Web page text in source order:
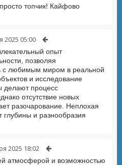
топчик! Кайфово
2025 05:00
опыт
позволяя
с любимым миром в реальной
и исследование
процесс
отсутствие новых
разочарование. Неплохая
глубины и разнообразия
2025 18:02
атмосферой и возможностью